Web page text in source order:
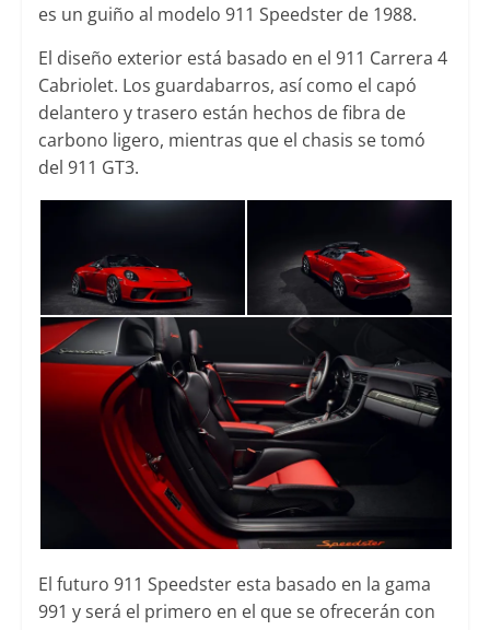
es un guiño al modelo 911 Speedster de 1988.
El diseño exterior está basado en el 911 Carrera 4
Cabriolet. Los guardabarros, así como el capó
delantero y trasero están hechos de fibra de
carbono ligero, mientras que el chasis se tomó
del 911 GT3.
El futuro 911 Speedster esta basado en la gama
991 y será el primero en el que se ofrecerán con